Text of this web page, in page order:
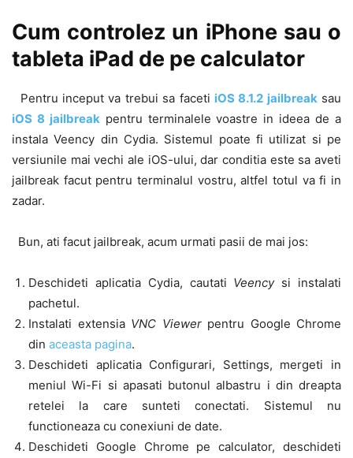
Cum controlez un iPhone sau o
tableta iPad de pe calculator
Pentru inceput va trebui sa faceti iOS 8.1.2 jailbreaksau
iOS 8 jailbreakpentru terminalele voastre in ideea de a
instala Veency din Cydia. Sistemul poate fi utilizat si pe
versiunile mai vechi ale iOS-ului, dar conditia este sa aveti
jailbreak facut pentru terminalul vostru, altfel totul va fi in
zadar.
Bun, ati facut jailbreak, acum urmati pasii de mai jos:
Deschideti aplicatia Cydia, cautati Veencysi instalati
pachetul.
Instalati extensia VNC Viewerpentru Google Chrome
din aceasta pagina.
Deschideti aplicatia Configurari, Settings, mergeti in
meniul Wi-Fi si apasati butonul albastru i din dreapta
retelei la care sunteti conectati. Sistemul nu
functioneaza cu conexiuni de date.
Deschideti Google Chrome pe calculator, deschideti